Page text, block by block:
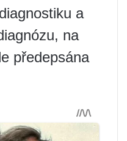
a
na
předepsána